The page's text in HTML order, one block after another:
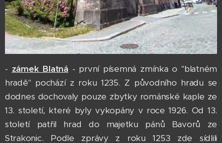
- zámek Blatná - první písemná zmínka o "blatném
hradě" pochází z roku 1235. Z původního hradu se
dodnes dochovaly pouze zbytky románské kaple ze
13. století, které byly vykopány v roce 1926. Od 13.
století patřil hrad do majetku pánů Bavorů ze
Strakonic. Podle zprávy z roku 1253 zde sídlili